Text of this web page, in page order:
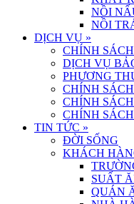
NỒI
NỒI
DỊCH VỤ »
CHÍNH
DỊCH VỤ
PHƯƠNG
CHÍNH
CHÍNH
CHÍNH
TIN TỨC »
ĐỜI SỐNG
KHÁCH
SUẤT
QUÁN